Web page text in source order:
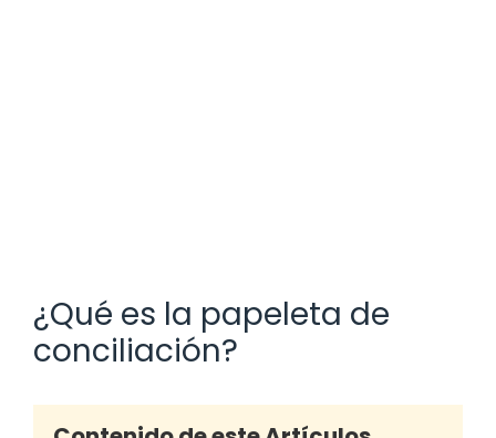
¿Qué es la papeleta de
conciliación?